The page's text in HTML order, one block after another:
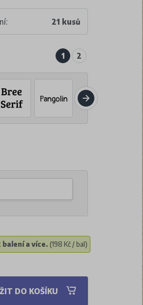
21 kusů
1 2
balení a více. (198 Kč / bal)
DO KOŠÍKU